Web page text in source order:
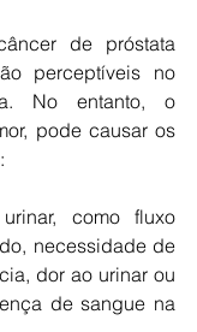
de próstata
perceptíveis no
No entanto, o
pode causar os
como fluxo
necessidade de
dor ao urinar ou
de sangue na